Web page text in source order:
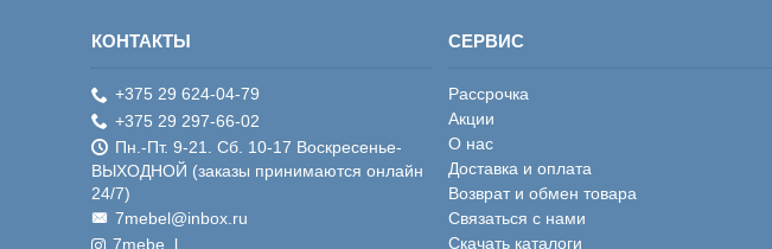
КОНТАКТЫ
+375 29 624-04-79
+375 29 297-66-02
Пн.-Пт. 9-21. Сб. 10-17 Воскресенье-
ВЫХОДНОЙ (заказы принимаются онлайн
24/7)
7mebel@inbox.ru
7mebe_l
СЕРВИС
Рассрочка
Акции
О нас
Доставка и оплата
Возврат и обмен товара
Связаться с нами
Скачать каталоги